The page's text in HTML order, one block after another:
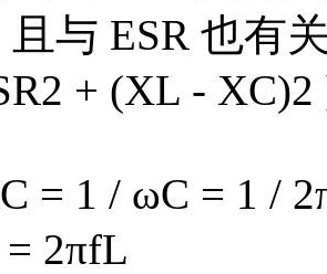
与 ESR 也有
+ (XL - XC)2
= 1 / ωC = 1 /
2πfL